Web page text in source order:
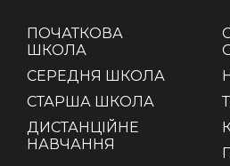
ПОЧАТКОВА
ШКОЛА
СЕРЕДНЯ ШКОЛА
СТАРША ШКОЛА
ДИСТАНЦІЙНЕ
НАВЧАННЯ